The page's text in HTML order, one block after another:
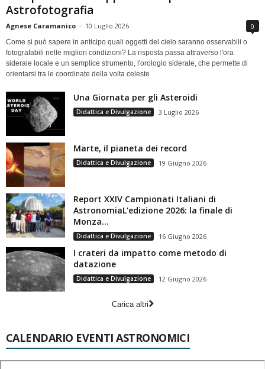
Astrofotografia
Agnese Caramanico - 10 Luglio 2026 0
Come si può sapere in anticipo quali oggetti del cielo saranno osservabili o
fotografabili nelle migliori condizioni? La risposta passa attraverso l'ora
siderale locale e un semplice strumento, l'orologio siderale, che permette di
orientarsi tra le coordinate della volta celeste
Una Giornata per gli Asteroidi
Didattica e Divulgazione 3 Luglio 2026
Marte, il pianeta dei record
Didattica e Divulgazione 19 Giugno 2026
Report XXIV Campionati Italiani di
AstronomiaL'edizione 2026: la finale di
Monza...
Didattica e Divulgazione 16 Giugno 2026
I crateri da impatto come metodo di
datazione
Didattica e Divulgazione 12 Giugno 2026
Carica altri
CALENDARIO EVENTI ASTRONOMICI